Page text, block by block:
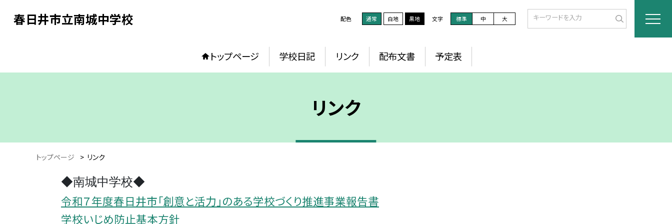
春日井市立南城中学校 配色 通常 白地 黒地 文字 標準 中 大
トップページ 学校日記 リンク 配布文書 予定表
リンク
トップページ > リンク
◆南城中学校◆
令和７年度春日井市「創意と活力」のある学校づくり推進事業報告書
学校いじめ防止基本方針